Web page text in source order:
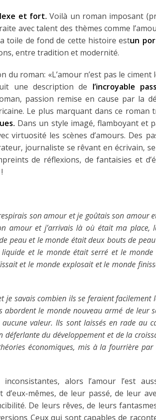
et fort. Voilà un roman imposant
avec talent des thèmes comme
toile de fond de cette histoire estun
entre tradition et modernité.
du roman: «L’amour n’est pas le
une description de l’incroyable
passion remise en cause par la
Le plus marquant dans ce roman
Dans un style imagé, flamboyant et
virtuosité les scènes d’amours. Des
journaliste se rêvant en écrivain,
de réflexions, de fantaisies et
son amour et je goûtais son amour
amour et j’arrivais là où était ma place,
peau et le monde était deux bouts de
et le monde était serré et le
et le monde explosait et le monde
je savais combien ils se feraient facilement
abordent le monde nouveau armé de leur
valeur. Ils sont laissés en rade au
du développement et de la
économiques, mis à la fourrière par
alors l’amour l’est
d’eux-mêmes, de leur passé, de leur
De leurs rêves, de leurs
Ceux qui sont capables de